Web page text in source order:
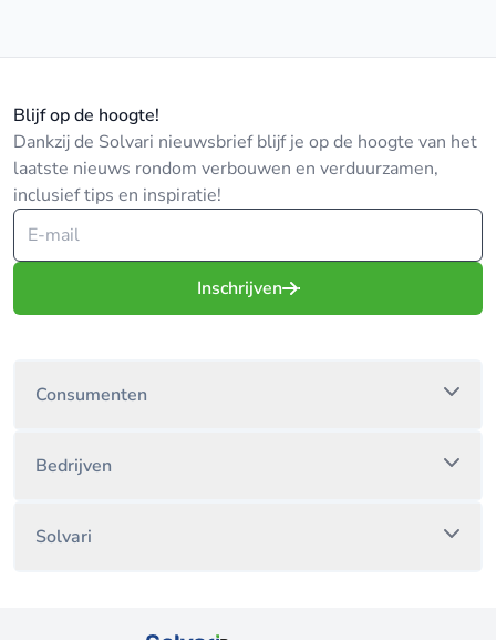
Blijf op de hoogte!
Dankzij de Solvari nieuwsbrief blijf je op de hoogte van het
laatste nieuws rondom verbouwen en verduurzamen,
inclusief tips en inspiratie!
Inschrijven
Consumenten
Bedrijven
Solvari